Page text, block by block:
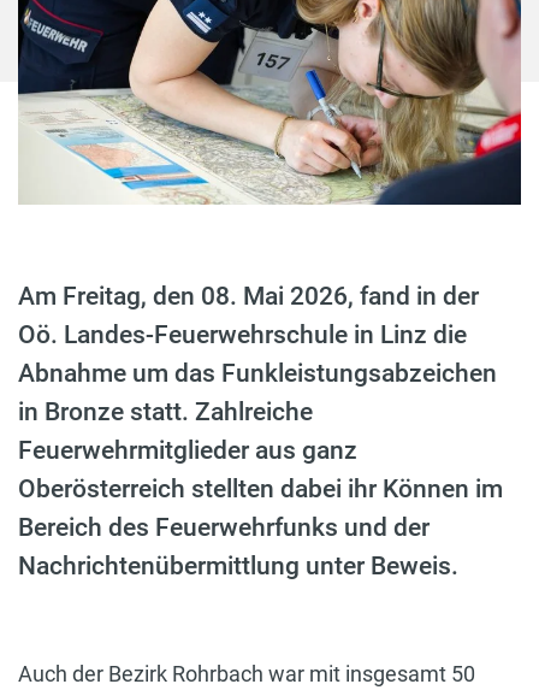
Am Freitag, den 08. Mai 2026, fand in der
Oö. Landes-Feuerwehrschule in Linz die
Abnahme um das Funkleistungsabzeichen
in Bronze statt. Zahlreiche
Feuerwehrmitglieder aus ganz
Oberösterreich stellten dabei ihr Können im
Bereich des Feuerwehrfunks und der
Nachrichtenübermittlung unter Beweis.
Auch der Bezirk Rohrbach war mit insgesamt 50